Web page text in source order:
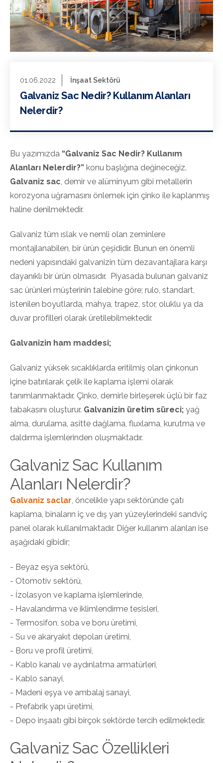
01.06.2022 İnşaat Sektörü
Galvaniz Sac Nedir? Kullanım Alanları
Nelerdir?
Bu yazımızda “Galvaniz Sac Nedir? Kullanım
Alanları Nelerdir?” konu başlığına değineceğiz.
Galvaniz sac , demir ve alüminyum gibi metallerin
korozyona uğramasını önlemek için çinko ile kaplanmış
haline denilmektedir.
Galvaniz tüm ıslak ve nemli olan zeminlere
montajlanabilen, bir ürün çeşididir. Bunun en önemli
nedeni yapısındaki galvanizin tüm dezavantajlara karşı
dayanıklı bir ürün olmasıdır. Piyasada bulunan galvaniz
sac ürünleri müşterinin talebine göre; rulo, standart,
istenilen boyutlarda, mahya, trapez, stor, oluklu ya da
duvar profilleri olarak üretilebilmektedir.
Galvanizin ham maddesi;
Galvaniz yüksek sıcaklıklarda eritilmiş olan çinkonun
içine batırılarak çelik ile kaplama işlemi olarak
tanımlanmaktadır. Çinko, demirle birleşerek üçlü bir faz
tabakasını oluşturur. Galvanizin üretim süreci; yağ
alma, durulama, asitte dağlama, fluxlama, kurutma ve
daldırma işlemlerinden oluşmaktadır.
Galvaniz Sac Kullanım
Alanları Nelerdir?
Galvaniz saclar , öncelikle yapı sektöründe çatı
kaplama, binaların iç ve dış yan yüzeylerindeki sandviç
panel olarak kullanılmaktadır. Diğer kullanım alanları ise
aşağıdaki gibidir;
- Beyaz eşya sektörü,
- Otomotiv sektörü,
- İzolasyon ve kaplama işlemlerinde,
- Havalandırma ve iklimlendirme tesisleri,
- Termosifon, soba ve boru üretimi,
- Su ve akaryakıt depoları üretimi,
- Boru ve profil üretimi,
- Kablo kanalı ve aydınlatma armatürleri,
- Kablo sanayi,
- Madeni eşya ve ambalaj sanayi,
- Prefabrik yapı üretimi,
- Depo inşaatı gibi birçok sektörde tercih edilmektedir.
Galvaniz Sac Özellikleri